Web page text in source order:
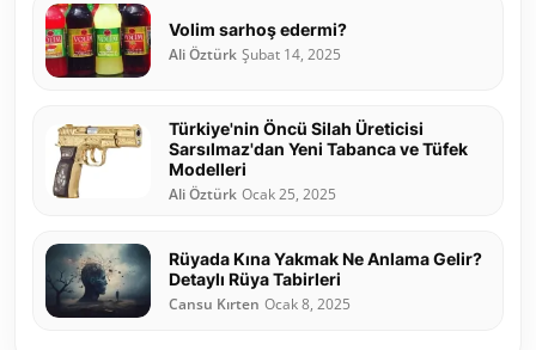
Volim sarhoş edermi?
Ali Öztürk Şubat 14, 2025
Türkiye'nin Öncü Silah Üreticisi
Sarsılmaz'dan Yeni Tabanca ve Tüfek
Modelleri
Ali Öztürk Ocak 25, 2025
Rüyada Kına Yakmak Ne Anlama Gelir?
Detaylı Rüya Tabirleri
Cansu Kırten Ocak 8, 2025